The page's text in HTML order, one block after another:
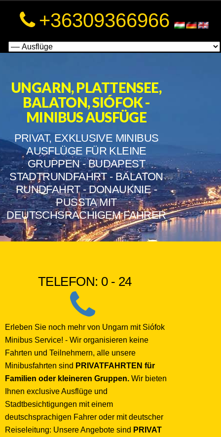
+36309366966
a
UNGARN, PLATTENSEE,
BALATON, SIÓFOK -
MINIBUS AUSFÜGE
PRIVAT, EXKLUSIVE MINIBUS
AUSFLÜGE FÜR KLEINE
GRUPPEN - BUDAPEST
STADTRUNDFAHRT - BALATON
RUNDFAHRT - DONAUKNIE -
PUSSTA MIT
DEUTSCHSRACHIGEM FAHRER
TELEFON: 0 - 24
Erleben Sie noch mehr von Ungarn mit Siófok
Minibus Service! - Wir organisieren keine
Fahrten und Teilnehmern, alle unsere
Minibusfahrten sind PRIVATFAHRTEN für
Familien oder kleineren Gruppen. Wir bieten
Ihnen exclusive Ausflüge und
Stadtbesichtigungen mit einem
deutschsprachigen Fahrer oder mit deutscher
Reiseleitung: Unsere Angebote sind PRIVAT